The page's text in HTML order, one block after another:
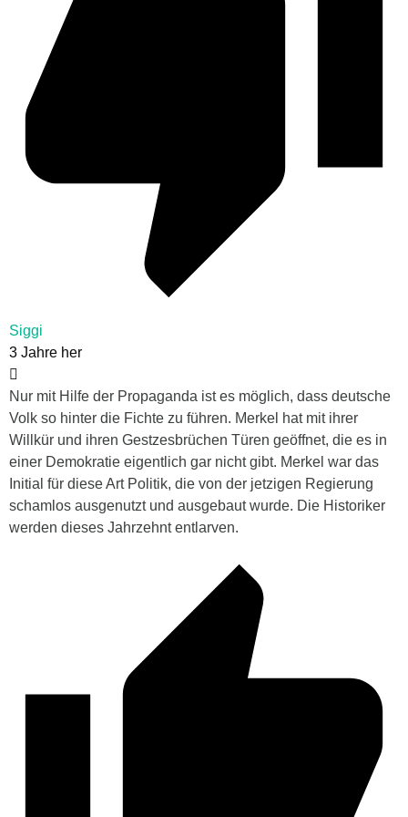
Siggi
3 Jahre her
Nur mit Hilfe der Propaganda ist es möglich, dass deutsche
Volk so hinter die Fichte zu führen. Merkel hat mit ihrer
Willkür und ihren Gestzesbrüchen Türen geöffnet, die es in
einer Demokratie eigentlich gar nicht gibt. Merkel war das
Initial für diese Art Politik, die von der jetzigen Regierung
schamlos ausgenutzt und ausgebaut wurde. Die Historiker
werden dieses Jahrzehnt entlarven.